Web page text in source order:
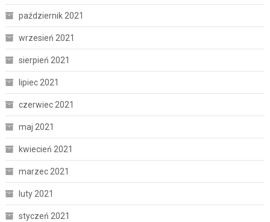
październik 2021
wrzesień 2021
sierpień 2021
lipiec 2021
czerwiec 2021
maj 2021
kwiecień 2021
marzec 2021
luty 2021
styczeń 2021